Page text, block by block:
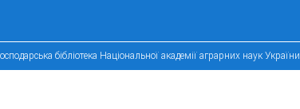
бібліотека Національної академії аграрних наук України